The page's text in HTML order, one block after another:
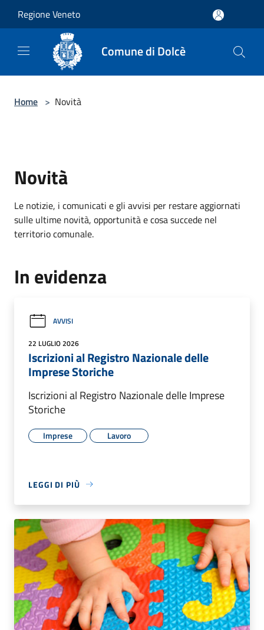
Regione Veneto
Comune di Dolcè
Home > Novità
Novità
Le notizie, i comunicati e gli avvisi per restare aggiornati
sulle ultime novità, opportunità e cosa succede nel
territorio comunale.
In evidenza
AVVISI
22 LUGLIO 2026
Iscrizioni al Registro Nazionale delle
Imprese Storiche
Iscrizioni al Registro Nazionale delle Imprese
Storiche
Imprese Lavoro
LEGGI DI PIÙ